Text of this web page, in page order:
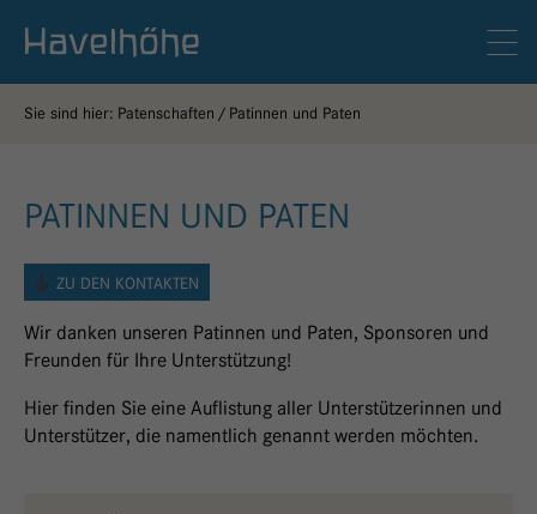
Sie sind hier: Patenschaften Patinnen und Paten
PATINNEN UND PATEN
ZU DEN KONTAKTEN
Wir danken unseren Patinnen und Paten, Sponsoren und
Freunden für Ihre Unterstützung!
Hier finden Sie eine Auflistung aller Unterstützerinnen und
Unterstützer, die namentlich genannt werden möchten.